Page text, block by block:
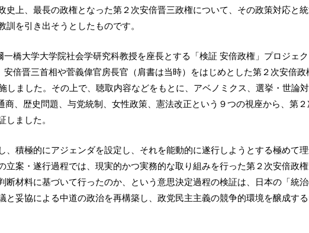
史上、最長の政権となった第２次安倍晋三政権について、その政策対応と
を引き出そうとしたものです。
一橋大学大学院社会学研究科教授を座長とする「検証 安倍政権」プロジェ
安倍晋三首相や菅義偉官房長官（肩書は当時）をはじめとした第２次安倍政
しました。その上で、聴取内容などをもとに、アベノミクス、選挙・世論
商、歴史問題、与党統制、女性政策、憲法改正という９つの視座から、第
ました。
、積極的にアジェンダを設定し、それを能動的に遂行しようとする極めて
立案・遂行過程では、現実的かつ実務的な取り組みを行った第２次安倍政
断材料に基づいて行ったのか、という意思決定過程の検証は、日本の「統
と妥協による中道の政治を再構築し、政党民主主義の競争的環境を醸成す